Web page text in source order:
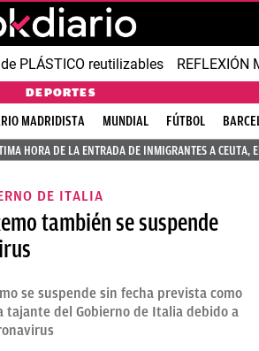
PLÁSTICO reutilizables REFLEXIÓN
DEPORTES
MADRIDISTA MUNDIAL FÚTBOL
HORA DE LA ENTRADA DE INMIGRANTES A CEUTA,
DE ITALIA
también se suspende
se suspende sin fecha prevista como
tajante del Gobierno de Italia debido a